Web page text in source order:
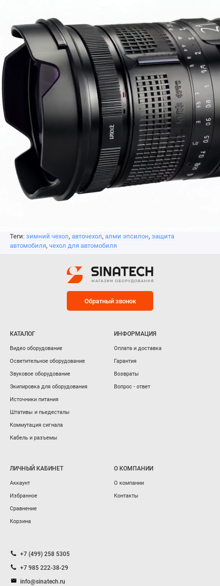
Теги: зимний чехол, авточехол, алми эпсилон, защита
автомобиля, чехол для автомобиля
Обратный звонок
КАТАЛОГ
Видео оборудование
Осветительное оборудование
Звуковое оборудование
Экипировка для оборудования
Источники питания
Штативы и пьедесталы
Коммутация сигнала
Кабель и разъемы
ИНФОРМАЦИЯ
Оплата и доставка
Гарантия
Возвраты
Вопрос - ответ
ЛИЧНЫЙ КАБИНЕТ
Аккаунт
Избранное
Сравнение
Корзина
О КОМПАНИИ
О компании
Контакты
+7 (499) 258 5305
+7 985 222-38-29
info@sinatech.ru